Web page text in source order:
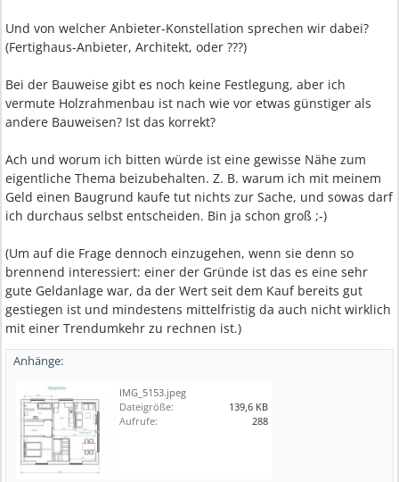
Und von welcher Anbieter-Konstellation sprechen wir dabei?
(Fertighaus-Anbieter, Architekt, oder ???)
Bei der Bauweise gibt es noch keine Festlegung, aber ich
vermute Holzrahmenbau ist nach wie vor etwas günstiger als
andere Bauweisen? Ist das korrekt?
Ach und worum ich bitten würde ist eine gewisse Nähe zum
eigentliche Thema beizubehalten. Z. B. warum ich mit meinem
Geld einen Baugrund kaufe tut nichts zur Sache, und sowas darf
ich durchaus selbst entscheiden. Bin ja schon groß ;-)
(Um auf die Frage dennoch einzugehen, wenn sie denn so
brennend interessiert: einer der Gründe ist das es eine sehr
gute Geldanlage war, da der Wert seit dem Kauf bereits gut
gestiegen ist und mindestens mittelfristig da auch nicht wirklich
mit einer Trendumkehr zu rechnen ist.)
Anhänge:
IMG_5153.jpeg
Dateigröße:
139,6 KB
Aufrufe:
288